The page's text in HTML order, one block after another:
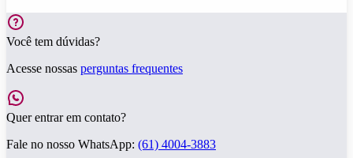
Você tem dúvidas?
Acesse nossas perguntas frequentes
Quer entrar em contato?
Fale no nosso WhatsApp: (61) 4004-3883